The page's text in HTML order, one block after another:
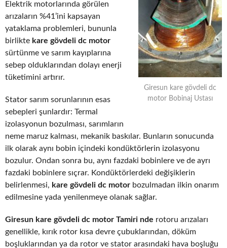
Giresun kare gövdeli dc
motor Bobinaj Ustası
Elektrik motorlarında görülen
arızaların %41’ini kapsayan
yataklama problemleri, bununla
birlikte kare gövdeli dc motor
sürtünme ve sarım kayıplarına
sebep olduklarından dolayı enerji
tüketimini artırır.
Stator sarım sorunlarının esas
sebepleri şunlardır: Termal
izolasyonun bozulması, sarımların
neme maruz kalması, mekanik baskılar. Bunların sonucunda
ilk olarak aynı bobin içindeki kondüktörlerin izolasyonu
bozulur. Ondan sonra bu, aynı fazdaki bobinlere ve de ayrı
fazdaki bobinlere sıçrar. Kondüktörlerdeki değişiklerin
belirlenmesi, kare gövdeli dc motor bozulmadan ilkin onarım
edilmesine yada yenilenmeye olanak sağlar.
Giresun kare gövdeli dc motor Tamiri nde rotoru arızaları
genellikle, kırık rotor kısa devre çubuklarından, döküm
boşluklarından ya da rotor ve stator arasındaki hava boşluğu